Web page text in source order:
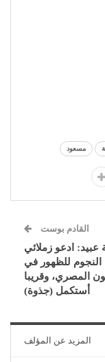
مسعود
القادم بوست
عبيد: ادعو زملائي
النجوم للظهور في
المصري، وقريبا
أستكمل (جذوة)
المزيد عن المؤلف